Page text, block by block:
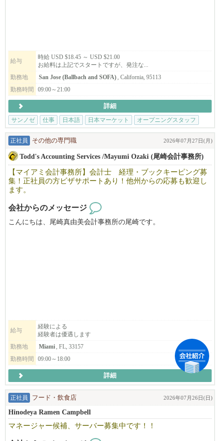
https://www.mugizo-us.com
RAMEN IZAKAYA YUGEN
https://www.yugen-us.com
SHABUWAY
https://www.shabuway.com
※米国での違法就労や観光ビザ等での就労は一切お受けしており
ません。
※書類選考での落選した方への返答は致しておりません。何卒ご
理解頂ければと思います。
※過去に一度落選した方への返答は致しておりません。
ンクまで、大阪ならではの高品質な必需品もご用意しています！
新店舗で一緒に働きませんか？？
【San Jose 店】
184 S Market St, Suite 120
San Jose, CA 95113
Application Form : sakuramarketplace.com/jobs
Email : m.wada@osakamp.com
給与
時給 USD $18.45 ～ USD $21.00
お給料は上記でスタートですが、発注な...
勤務地
San Jose (Ballbach and SOFA) , California, 95113
勤務時間
09:00～21:00
詳細
サンノゼ
仕事 日本語 日本マーケット オープニングスタッフ
正社員 その他の専門職 2026年07月27日(月)
Todd's Accounting Services /Mayumi Ozaki (尾崎会計事務所)
【マイアミ会計事務所】会計士 経理・ブックキーピング募
集！正社員の方ビザサポートあり！他州からの応募も歓迎し
ます。
会社からのメッセージ
こんにちは、尾崎真由美会計事務所の尾崎です。
納税対象収入額を減らし、払わなくていい無駄な納税を避け、個
人様の財産増加のお手伝いをします。
◆現在、尾崎会計事務所では多忙につき、日本語の「経理 会計
士」を募集しています◆
んか？
※在宅での勤務は今後状況に応じて検討予定です。
・正社員の方はH1Bのビザサポートが可能です。
給与
経験による
経験者は優遇します
勤務地
Miami, FL, 33157
勤務時間
09:00～18:00
詳細
正社員 フード・飲食店 2026年07月26日(日)
Hinodeya Ramen Campbell
マネージャー候補、サーバー募集中です！！